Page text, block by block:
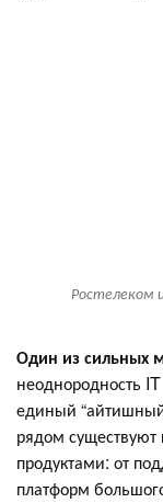
Ростелеком
Один из сильных
неоднородность
единый “айтишный
рядом
продуктами: от
платформ